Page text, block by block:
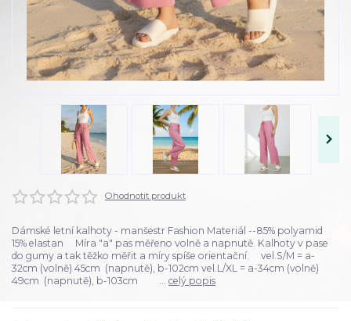
Ohodnotit produkt
Dámské letní kalhoty - manšestr Fashion Materiál --85% polyamid
15% elastan Míra "a" pas měřeno volně a napnutě. Kalhoty v pase
do gumy a tak těžko měřit a míry spíše orientační. vel.S/M = a-
32cm (volně) 45cm (napnutě), b-102cm vel.L/XL = a-34cm (volně)
49cm (napnutě), b-103cm ... celý popis